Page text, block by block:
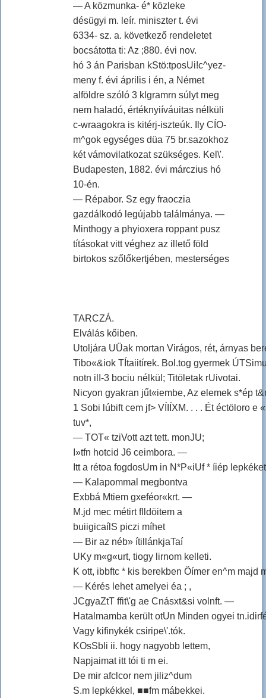
— A közmunka- é* közleke
désügyi m. leír. miniszter t. évi
6334- sz. a. következő rendeletet
bocsátotta ti: Az ;880. évi nov.
hó 3 án Parisban kStö:tposUi!c^yez-
meny f. évi április i én, a Német
alföldre szóló 3 klgramrn súlyt meg
nem haladó, értéknyiíváuitas nélküli
c-wraagokra is kitérj-iszteúk. Ily CÍO-
m^gok egységes düa 75 br.sazokhoz
két vámovilatkozat szükséges. Kel\'.
Budapesten, 1882. évi márczius hó
10-én.
— Répabor. Sz egy fraoczia
gazdálkodó legújabb találmánya. —
Minthogy a phyioxera roppant pusz
tításokat vitt véghez az illető föld
birtokos szőlőkertjében, mesterséges
TARCZÁ.
Elválás kőiben.
Utoljára UÜak mortan Virágos, rét, árnyas
Tibo«&iok TÍtaiitírek. Bol.tog gyermek
notn ilI-3 bociu nélkül; Titöletak rUivotai.
Nicyon gyakran jűt«iembe, Az elemek s*ép
1 Sobi lúbift cem jf> VÍIÍXM. . . . Ét éctöloro e
tuv*,
— TOT« tziVott azt tett. monJU;
I»tfn hotcid J6 ceimbora. —
Itt a rétoa fogdosUm in N*P«iUf * íiép
— Kalapommal megbontva
Exbbá Mtiem gxeféor«krt. —
M.jd mec métirt flldöitem a
buiigicaílS piczi míhet
— Bir az néb» ítillánkjaTaí
UKy m«g«urt, tiogy lirnom kelleti.
K ott, ibbftc * kis berekben Öímer en^m majd
— Kérés lehet amelyei éa ; ,
JCgyaZtT ffit\'g ae Cnásxt&si volnft. —
Hatalmamba került otUn Minden ogyei
Vagy kifinykék csiripe\'.tók.
KOsSbli ii. hogy nagyobb lettem,
Napjaimat itt tói ti m ei.
De mir afclcor nem jiliz^dum
S.m lepkékkel, ■■fm mábekkei.